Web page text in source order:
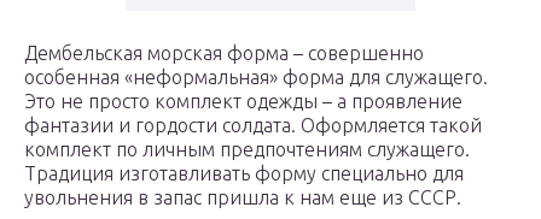
Дембельская морская форма – совершенно
особенная «неформальная» форма для служащего.
Это не просто комплект одежды – а проявление
фантазии и гордости солдата. Оформляется такой
комплект по личным предпочтениям служащего.
Традиция изготавливать форму специально для
увольнения в запас пришла к нам еще из СССР.